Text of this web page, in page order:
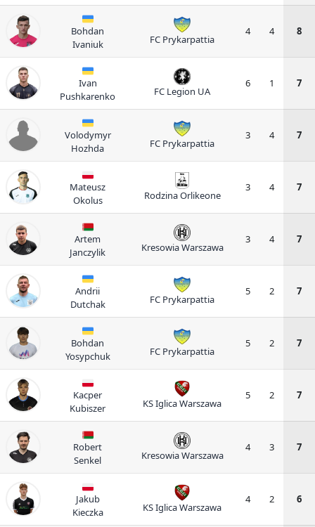
Bohdan
Ivaniuk
FC Prykarpattia
4 4 8
Ivan
Pushkarenko
FC Legion UA
6 1 7
Volodymyr
Hozhda
FC Prykarpattia
3 4 7
Mateusz
Okolus
Rodzina Orlikeone
3 4 7
Artem
Janczylik
Kresowia Warszawa
3 4 7
Andrii
Dutchak
FC Prykarpattia
5 2 7
Bohdan
Yosypchuk
FC Prykarpattia
5 2 7
Kacper
Kubiszer
KS Iglica Warszawa
5 2 7
Robert
Senkel
Kresowia Warszawa
4 3 7
Jakub
Kieczka
KS Iglica Warszawa
4 2 6